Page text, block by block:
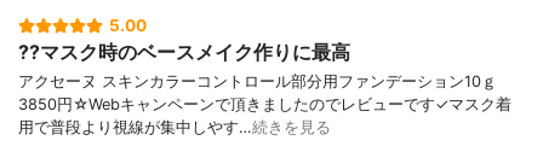
5.00
??マスク時のベースメイク作りに最高
アクセーヌ スキンカラーコントロール部分用ファンデーション10ｇ
3850円☆Webキャンペーンで頂きましたのでレビューです✓マスク着
用で普段より視線が集中しやす…続きを見る